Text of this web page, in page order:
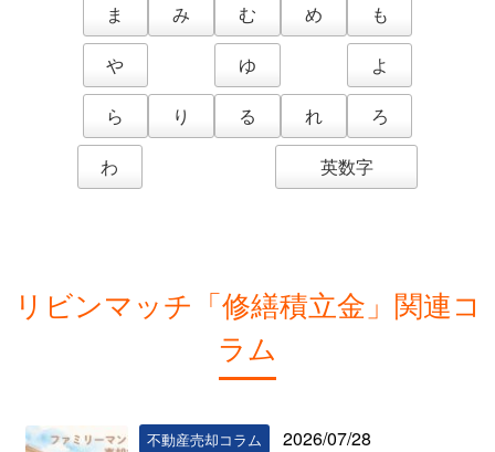
ま
み む め
も
や
ゆ
よ
ら
り る れ
ろ
わ
英数字
リビンマッチ「修繕積立金」関連コ
ラム
不動産売却コラム 2026/07/28